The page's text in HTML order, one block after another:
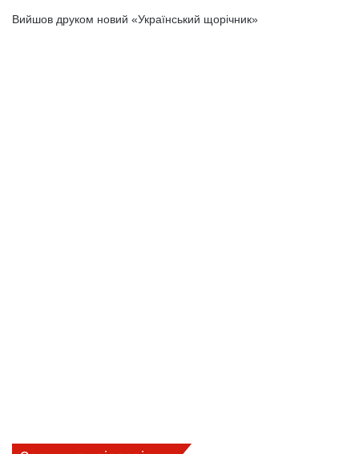
Вийшов друком новий «Український щорічник»